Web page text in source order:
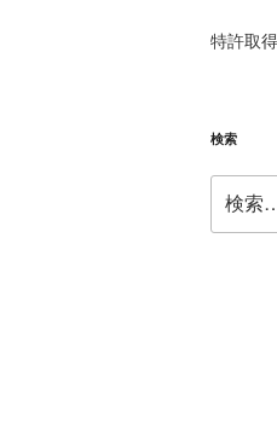
特許取
検索
索: